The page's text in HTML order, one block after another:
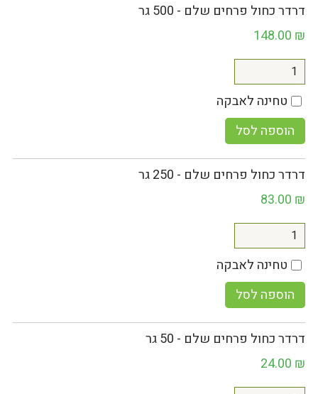
דרדר כחול פרחים שלם - 500 גר
148.00 ₪
טחינה לאבקה
הוספה לסל
דרדר כחול פרחים שלם - 250 גר
83.00 ₪
טחינה לאבקה
הוספה לסל
דרדר כחול פרחים שלם - 50 גר
24.00 ₪